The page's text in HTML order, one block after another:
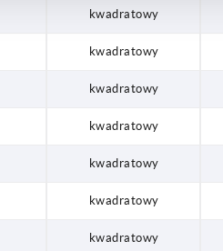
kwadratowy
kwadratowy
kwadratowy
kwadratowy
kwadratowy
kwadratowy
kwadratowy